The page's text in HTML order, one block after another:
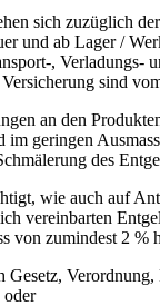
sich zuzüglich
und ab Lager /
, Verladungs-
sind
an den
im geringen
des
wie auch auf
vereinbarten
von zumindest 2 %
Gesetz,
oder